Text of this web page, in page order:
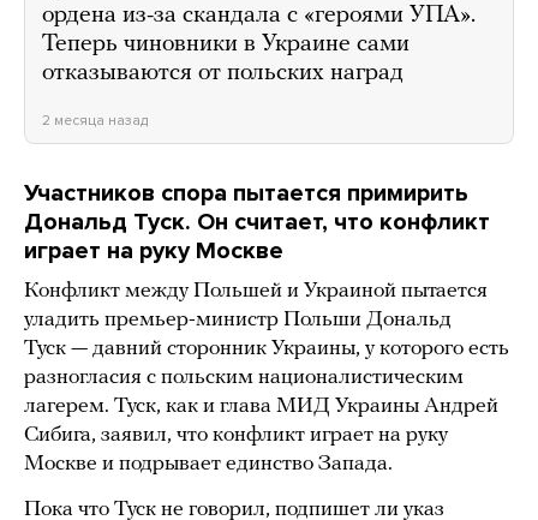
ордена из-за скандала с «героями УПА».
Теперь чиновники в Украине сами
отказываются от польских наград
2 месяца назад
Участников спора пытается примирить
Дональд Туск. Он считает, что конфликт
играет на руку Москве
Конфликт между Польшей и Украиной пытается
уладить премьер-министр Польши Дональд
Туск — давний сторонник Украины, у которого есть
разногласия с польским националистическим
лагерем. Туск, как и глава МИД Украины Андрей
Сибига, заявил, что конфликт играет на руку
Москве и подрывает единство Запада.
Пока что Туск не говорил, подпишет ли указ